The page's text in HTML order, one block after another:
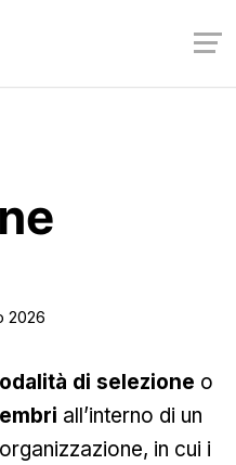
2026
di selezione o
all’interno di un
in cui i